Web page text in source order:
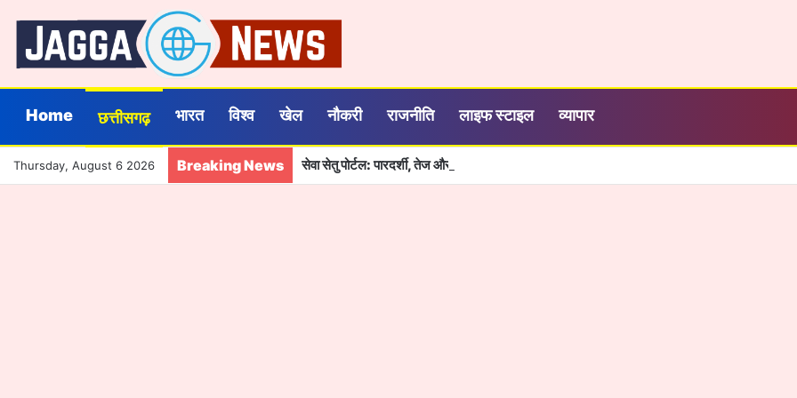
Home छत्तीसगढ़ भारत विश्व खेल नौकरी राजनीति लाइफ स्टाइल व्यापार
Thursday, August 6 2026 Breaking News सेवा सेतु पोर्टल: पारदर्शी, तेज और आसान हुई सरकारी सेवाओं की व्यवस्था